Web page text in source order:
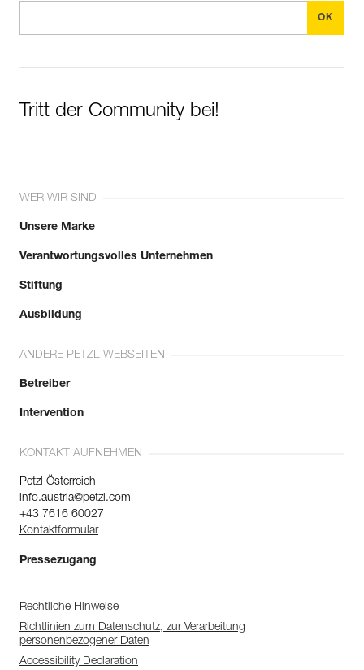
Tritt der Community bei!
WER WIR SIND
Unsere Marke
Verantwortungsvolles Unternehmen
Stiftung
Ausbildung
ANDERE PETZL WEBSEITEN
Betreiber
Intervention
KONTAKT AUFNEHMEN
Petzl Österreich
info.austria@petzl.com
+43 7616 60027
Kontaktformular
Pressezugang
Rechtliche Hinweise
Richtlinien zum Datenschutz, zur Verarbeitung
personenbezogener Daten
Accessibility Declaration